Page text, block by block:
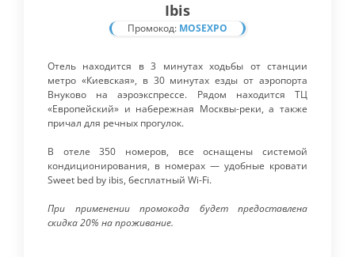
Ibis
Промокод: MOSEXPO
Отель находится в 3 минутах ходьбы от станции
метро «Киевская», в 30 минутах езды от аэропорта
Внуково на аэроэкспрессе. Рядом находится ТЦ
«Европейский» и набережная Москвы-реки, а также
причал для речных прогулок.
В отеле 350 номеров, все оснащены системой
кондиционирования, в номерах — удобные кровати
Sweet bed by ibis, бесплатный Wi-Fi.
При применении промокода будет предоставлена
скидка 20% на проживание.